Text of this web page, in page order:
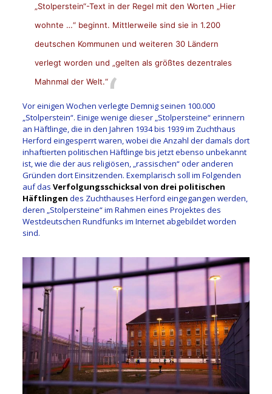
„Stolperstein“-Text in der Regel mit den Worten „Hier
wohnte …“ beginnt. Mittlerweile sind sie in 1.200
deutschen Kommunen und weiteren 30 Ländern
verlegt worden und „gelten als größtes dezentrales
Mahnmal der Welt.“
Vor einigen Wochen verlegte Demnig seinen 100.000
„Stolperstein“. Einige wenige dieser „Stolpersteine“ erinnern
an Häftlinge, die in den Jahren 1934 bis 1939 im Zuchthaus
Herford eingesperrt waren, wobei die Anzahl der damals dort
inhaftierten politischen Häftlinge bis jetzt ebenso unbekannt
ist, wie die der aus religiösen, „rassischen“ oder anderen
Gründen dort Einsitzenden. Exemplarisch soll im Folgenden
auf das Verfolgungsschicksal von drei politischen
Häftlingen des Zuchthauses Herford eingegangen werden,
deren „Stolpersteine“ im Rahmen eines Projektes des
Westdeutschen Rundfunks im Internet abgebildet worden
sind.